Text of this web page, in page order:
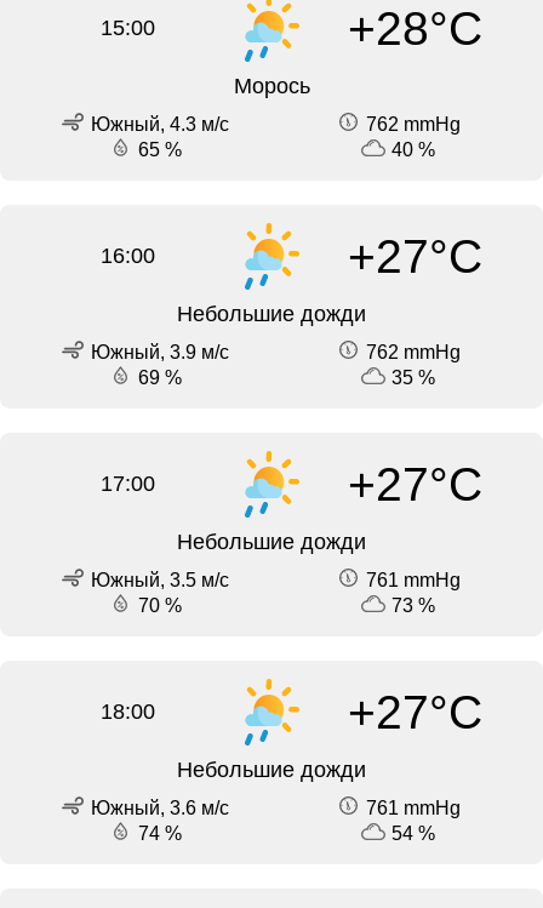
15:00 +28°C
Морось
Южный, 4.3 м/с
762 mmHg
65 %
40 %
16:00 +27°C
Небольшие дожди
Южный, 3.9 м/с
762 mmHg
69 %
35 %
17:00 +27°C
Небольшие дожди
Южный, 3.5 м/с
761 mmHg
70 %
73 %
18:00 +27°C
Небольшие дожди
Южный, 3.6 м/с
761 mmHg
74 %
54 %